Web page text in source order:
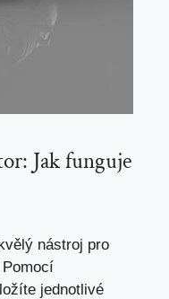
Jak funguje
nástroj pro
jednotlivé